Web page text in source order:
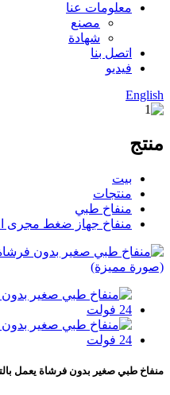
معلومات عنا
مصنع
شهادة
اتصل بنا
فيديو
English
منتج
بيت
منتجات
منفاخ طبي
منفاخ جهاز ضغط مجرى
منفاخ طبي صغير بدون فرشاة يعمل بالتيار